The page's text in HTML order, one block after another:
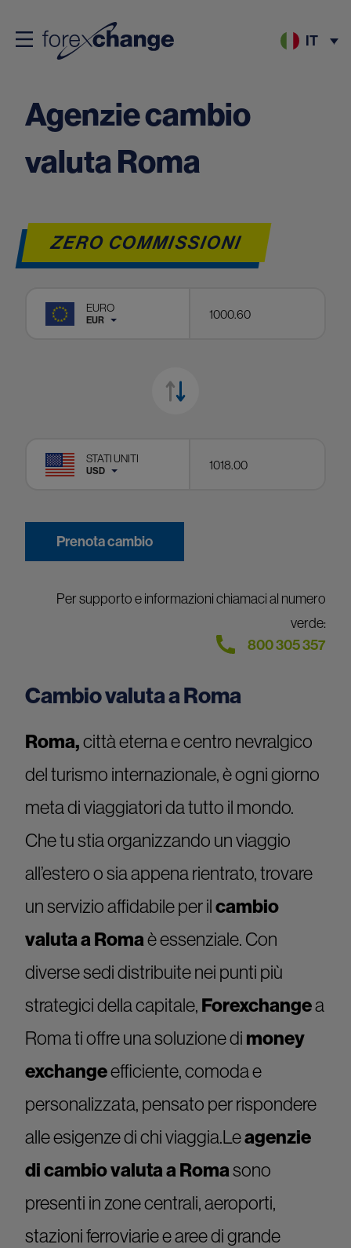
IT
Agenzie cambio
valuta Roma
ZERO COMMISSIONI
EURO
EUR
STATI UNITI
USD
Prenota cambio
Per supporto e informazioni chiamaci al numero
verde:
800 305 357
Cambio valuta a Roma
Roma,città eterna e centro nevralgico
del turismo internazionale, è ogni giorno
meta di viaggiatori da tutto il mondo.
Che tu stia organizzando un viaggio
all’estero o sia appena rientrato, trovare
un servizio affidabile per ilcambio
valuta a Romaè essenziale. Con
diverse sedi distribuite nei punti più
strategici della capitale, Forexchangea
Roma ti offre una soluzione di money
exchangeefficiente, comoda e
personalizzata, pensato per rispondere
alle esigenze di chi viaggia.Leagenzie
di cambio valuta a Romasono
presenti in zone centrali, aeroporti,
stazioni ferroviarie e aree di grande